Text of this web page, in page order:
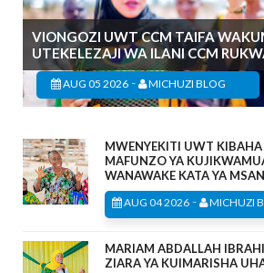
VIONGOZI UWT CCM TAIFA
UTEKELEZAJI WA ILANI CCM
AUG 05 2026 - MICHUZI BLOG
MWENYEKITI UWT
MAFUNZO YA
WANAWAKE KATA YA
AUG 04 2026 - MICHUZI
MARIAM ABDALLAH
ZIARA YA KUIMARISHA